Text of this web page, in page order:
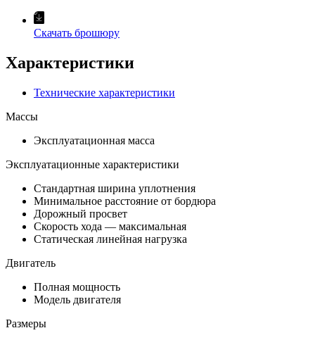
Скачать брошюру
Характеристики
Технические характеристики
Массы
Эксплуатационная масса
Эксплуатационные характеристики
Стандартная ширина уплотнения
Минимальное расстояние от бордюра
Дорожный просвет
Скорость хода — максимальная
Статическая линейная нагрузка
Двигатель
Полная мощность
Модель двигателя
Размеры